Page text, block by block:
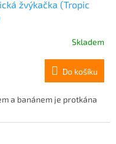
žvýkačka (Tropic
Skladem
Do košíku
a banánem je protkána